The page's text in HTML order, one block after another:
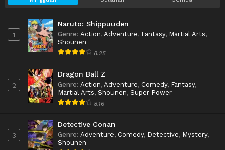
1
Naruto: Shippuuden
Genre: Action, Adventure, Fantasy, Martial Arts,
Shounen
8.25
2
Dragon Ball Z
Genre: Action, Adventure, Comedy, Fantasy,
Martial Arts, Shounen, Super Power
8.16
3
Detective Conan
Genre: Adventure, Comedy, Detective, Mystery,
Shounen